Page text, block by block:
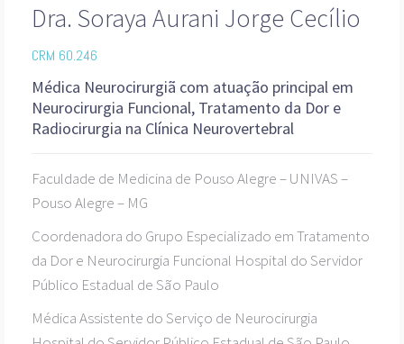
Dra. Soraya Aurani Jorge Cecílio
CRM 60.246
Médica Neurocirurgiã com atuação principal em
Neurocirurgia Funcional, Tratamento da Dor e
Radiocirurgia na Clínica Neurovertebral
Faculdade de Medicina de Pouso Alegre – UNIVAS –
Pouso Alegre – MG
Coordenadora do Grupo Especializado em Tratamento
da Dor e Neurocirurgia Funcional Hospital do Servidor
Público Estadual de São Paulo
Médica Assistente do Serviço de Neurocirurgia